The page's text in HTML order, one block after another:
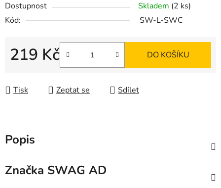
Dostupnost Skladem (2 ks)
Kód:
SW-L-SWC
219 Kč DO KOŠÍKU
Tisk Zeptat se Sdílet
Popis
Značka SWAG AD